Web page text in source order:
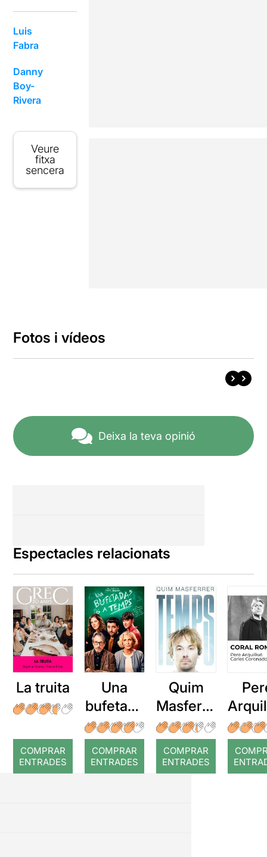
Luis
Fabra
Danny
Boy-
Rivera
Veure
fitxa
sencera
Fotos i vídeos
Deixa la teva opinió
Espectacles relacionats
La truita
COMPRAR
ENTRADES
Una
bufetada
a temps
COMPRAR
ENTRADES
Quim
Masferre
r: Temps
COMPRAR
ENTRADES
: